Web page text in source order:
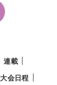
連載
大会日程